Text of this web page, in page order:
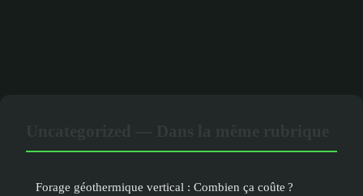
Forage géothermique vertical : Combien ça coûte ?